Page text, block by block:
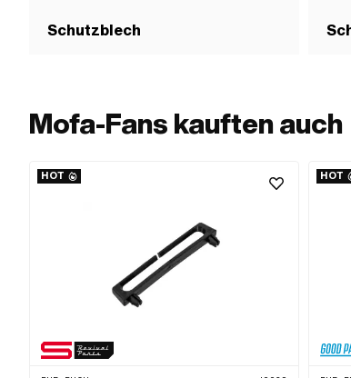
Schutzblech
Mofa-Fans kauften auch
HOT HOT